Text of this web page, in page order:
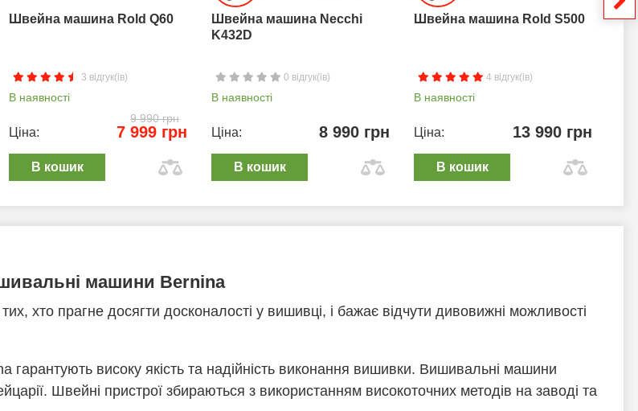
Швейна машина Rold Q60
3 відгук(ів)
В наявності
9 990 грн
Ціна: 7 999 грн
В кошик
Швейна машина Necchi
K432D
0 відгук(ів)
В наявності
Ціна: 8 990 грн
В кошик
Швейна машина Rold S500
4 відгук(ів)
В наявності
Ціна: 13 990 грн
В кошик
машини Bernina
хто прагне досягти досконалості у вишивці, і бажає відчути дивовижні можливості
гарантують високу якість та надійність виконання вишивки. Вишивальні машини
Швейні пристрої збираються з використанням високоточних методів на заводі та